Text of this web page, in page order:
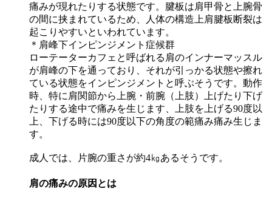
痛みが現れたりする状態です。腱板は肩甲骨と上腕骨
の間に挟まれているため、人体の構造上肩腱板断裂は
起こりやすいといわれています。
＊肩峰下インピンジメント症候群
ローテーターカフェと呼ばれる肩のインナーマッスル
が肩峰の下を通っており、それが引っかる状態や擦れ
ている状態をインピンジメントと呼ぶそうです。動作
時、特に肩関節から上腕・前腕（上肢）上げたり下げ
たりする途中で痛みを生じます、上肢を上げる90度以
上、下げる時には90度以下の角度の範痛み痛み生じま
す。
成人では、片腕の重さが約4㎏あるそうです。
肩の痛みの原因とは